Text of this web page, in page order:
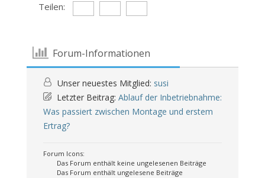
Teilen:
Forum-Informationen
Unser neuestes Mitglied: susi
Letzter Beitrag: Ablauf der Inbetriebnahme:
Was passiert zwischen Montage und erstem
Ertrag?
Forum Icons:
Das Forum enthält keine ungelesenen Beiträge
Das Forum enthält ungelesene Beiträge